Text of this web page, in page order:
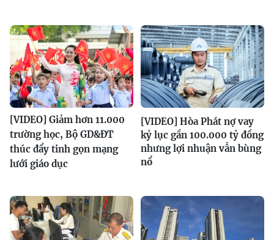
[VIDEO] Giảm hơn 11.000
trường học, Bộ GD&ĐT
thúc đẩy tinh gọn mạng
lưới giáo dục
[VIDEO] Hòa Phát nợ vay
kỷ lục gần 100.000 tỷ đồng
nhưng lợi nhuận vẫn bùng
nổ